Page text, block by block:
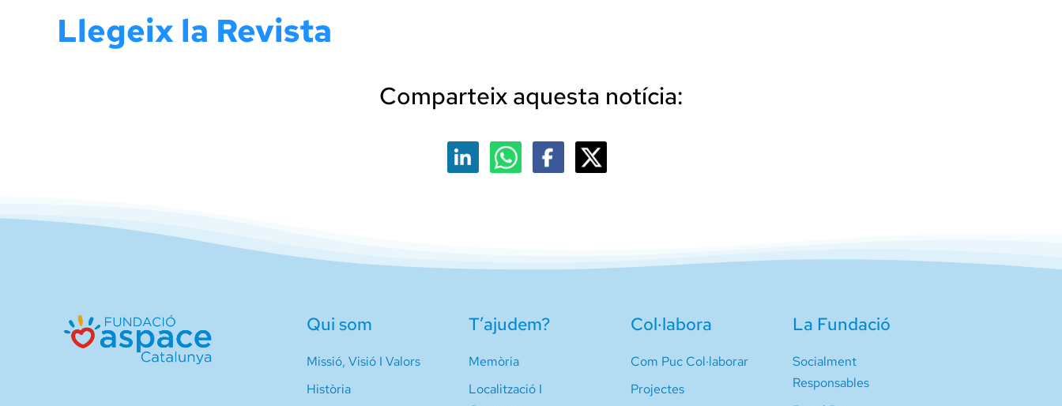
Llegeix la Revista
Comparteix aquesta notícia:
Qui som
Missió, Visió I Valors
Història
T’ajudem?
Memòria
Localització I
Col·labora
Com Puc Col·laborar
Projectes
La Fundació
Socialment
Responsables